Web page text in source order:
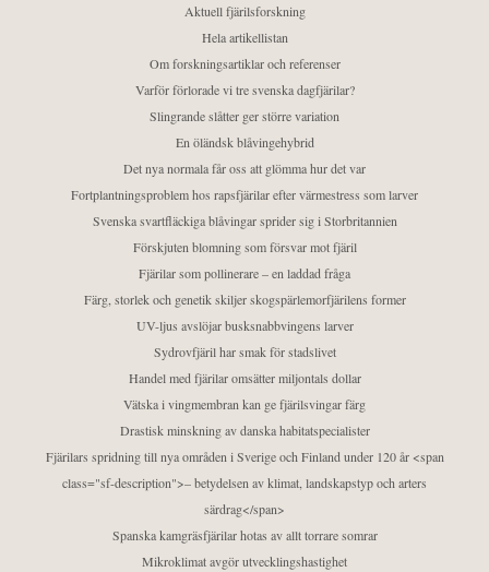
Aktuell fjärilsforskning
Hela artikellistan
Om forskningsartiklar och referenser
Varför förlorade vi tre svenska dagfjärilar?
Slingrande slåtter ger större variation
En öländsk blåvingehybrid
Det nya normala får oss att glömma hur det var
Fortplantningsproblem hos rapsfjärilar efter värmestress som larver
Svenska svartfläckiga blåvingar sprider sig i Storbritannien
Förskjuten blomning som försvar mot fjäril
Fjärilar som pollinerare – en laddad fråga
Färg, storlek och genetik skiljer skogspärlemorfjärilens former
UV-ljus avslöjar busksnabbvingens larver
Sydrovfjäril har smak för stadslivet
Handel med fjärilar omsätter miljontals dollar
Vätska i vingmembran kan ge fjärilsvingar färg
Drastisk minskning av danska habitatspecialister
Fjärilars spridning till nya områden i Sverige och Finland under 120 år <span
class="sf-description">– betydelsen av klimat, landskapstyp och arters
särdrag</span>
Spanska kamgräsfjärilar hotas av allt torrare somrar
Mikroklimat avgör utvecklingshastighet